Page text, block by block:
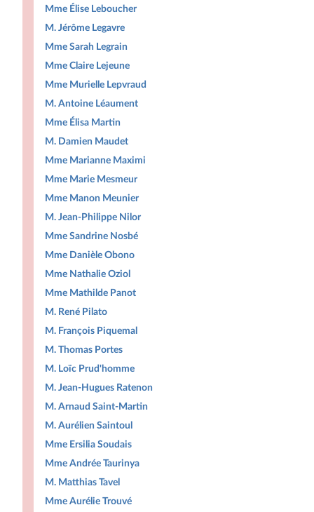
Mme Élise Leboucher
M. Jérôme Legavre
Mme Sarah Legrain
Mme Claire Lejeune
Mme Murielle Lepvraud
M. Antoine Léaument
Mme Élisa Martin
M. Damien Maudet
Mme Marianne Maximi
Mme Marie Mesmeur
Mme Manon Meunier
M. Jean-Philippe Nilor
Mme Sandrine Nosbé
Mme Danièle Obono
Mme Nathalie Oziol
Mme Mathilde Panot
M. René Pilato
M. François Piquemal
M. Thomas Portes
M. Loïc Prud'homme
M. Jean-Hugues Ratenon
M. Arnaud Saint-Martin
M. Aurélien Saintoul
Mme Ersilia Soudais
Mme Andrée Taurinya
M. Matthias Tavel
Mme Aurélie Trouvé